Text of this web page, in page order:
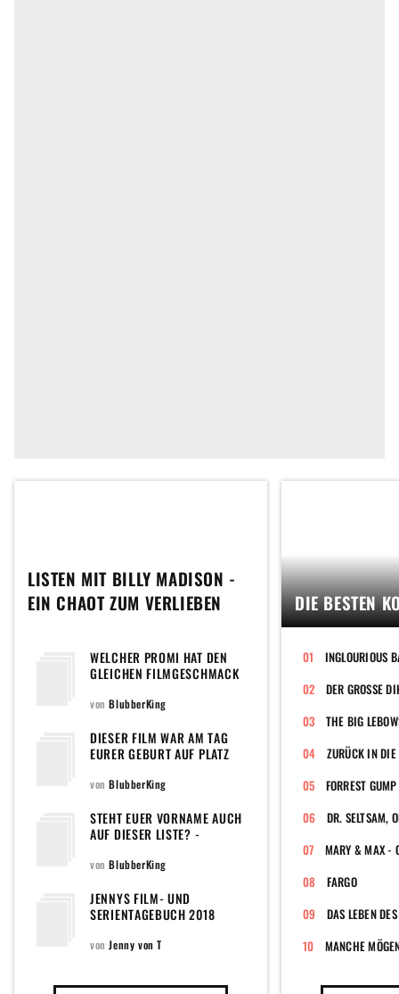
LISTEN MIT BILLY MADISON -
EIN CHAOT ZUM VERLIEBEN
WELCHER PROMI HAT DEN
GLEICHEN FILMGESCHMACK
vonBlubberKing
DIESER FILM WAR AM TAG
EURER GEBURT AUF PLATZ
vonBlubberKing
STEHT EUER VORNAME AUCH
AUF DIESER LISTE? -
VORNAMEN ENTHALTEN
vonBlubberKing
JENNYS FILM- UND
SERIENTAGEBUCH 2018
von Jenny von T
DIE BESTEN
INGLOURIOUS
DER GROSSE
THE BIG
ZURÜCK IN DIE
FORREST GUMP
FARGO
DAS LEBEN
MANCHE